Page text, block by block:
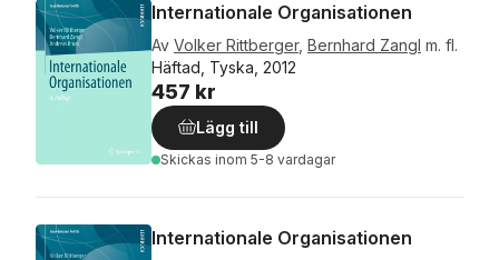
Internationale Organisationen
Av Volker Rittberger, Bernhard Zangl m. fl.
Häftad, Tyska, 2012
457 kr
Lägg till
Skickas inom 5-8 vardagar
Internationale Organisationen